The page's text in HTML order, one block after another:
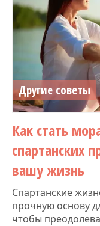
Другие советы
Как стать
спартанских
вашу жизнь
Спартанские
прочную основу
чтобы